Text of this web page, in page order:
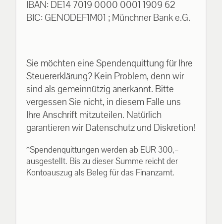
IBAN: DE14 7019 0000 0001 1909 62
BIC: GENODEF1M01 ; Münchner Bank e.G.
Sie möchten eine Spendenquittung für Ihre
Steuererklärung? Kein Problem, denn wir
sind als gemeinnützig anerkannt. Bitte
vergessen Sie nicht, in diesem Falle uns
Ihre Anschrift mitzuteilen. Natürlich
garantieren wir Datenschutz und Diskretion!
*Spendenquittungen werden ab EUR 300,–
ausgestellt. Bis zu dieser Summe reicht der
Kontoauszug als Beleg für das Finanzamt.